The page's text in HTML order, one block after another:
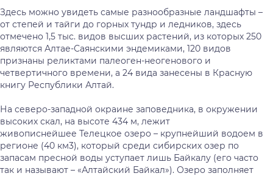
Здесь можно увидеть самые разнообразные ландшафты –
от степей и тайги до горных тундр и ледников, здесь
отмечено 1,5 тыс. видов высших растений, из которых 250
являются Алтае-Саянскими эндемиками, 120 видов
признаны реликтами палеоген-неогенового и
четвертичного времени, а 24 вида занесены в Красную
книгу Республики Алтай.
На северо-западной окраине заповедника, в окружении
высоких скал, на высоте 434 м, лежит
живописнейшее Телецкое озеро – крупнейший водоем в
регионе (40 км3), который среди сибирских озер по
запасам пресной воды уступает лишь Байкалу (его часто
так и называют – «Алтайский Байкал»). Озеро заполняет